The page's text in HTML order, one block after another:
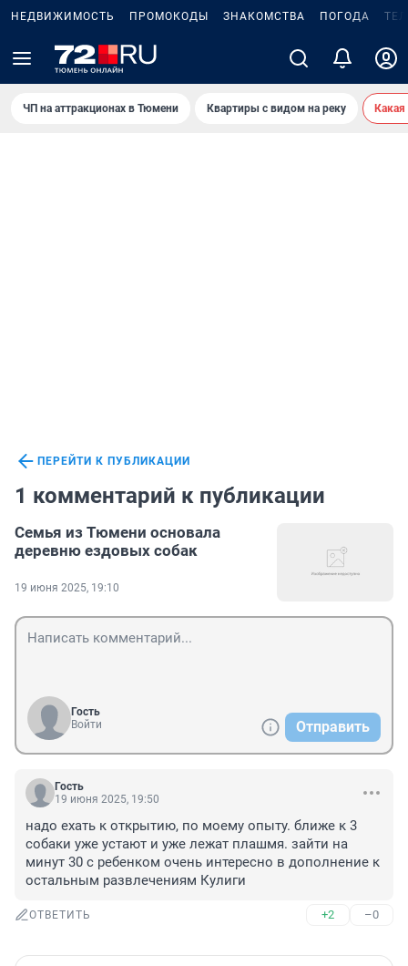
НЕДВИЖИМОСТЬ ПРОМОКОДЫ ЗНАКОМСТВА ПОГОДА
ЧП на аттракционах в Тюмени Квартиры с видом на реку
ПЕРЕЙТИ К ПУБЛИКАЦИИ
1 комментарий к публикации
Семья из Тюмени основала
деревню ездовых собак
19 июня 2025, 19:10
Гость
Войти
Отправить
Гость
19 июня 2025, 19:50
надо ехать к открытию, по моему опыту. ближе к 3
собаки уже устают и уже лежат плашмя. зайти на
минут 30 с ребенком очень интересно в дополнение к
остальным развлечениям Кулиги
ОТВЕТИТЬ +2 –0